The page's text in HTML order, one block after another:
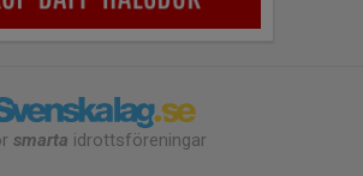
smarta idrottsföreningar